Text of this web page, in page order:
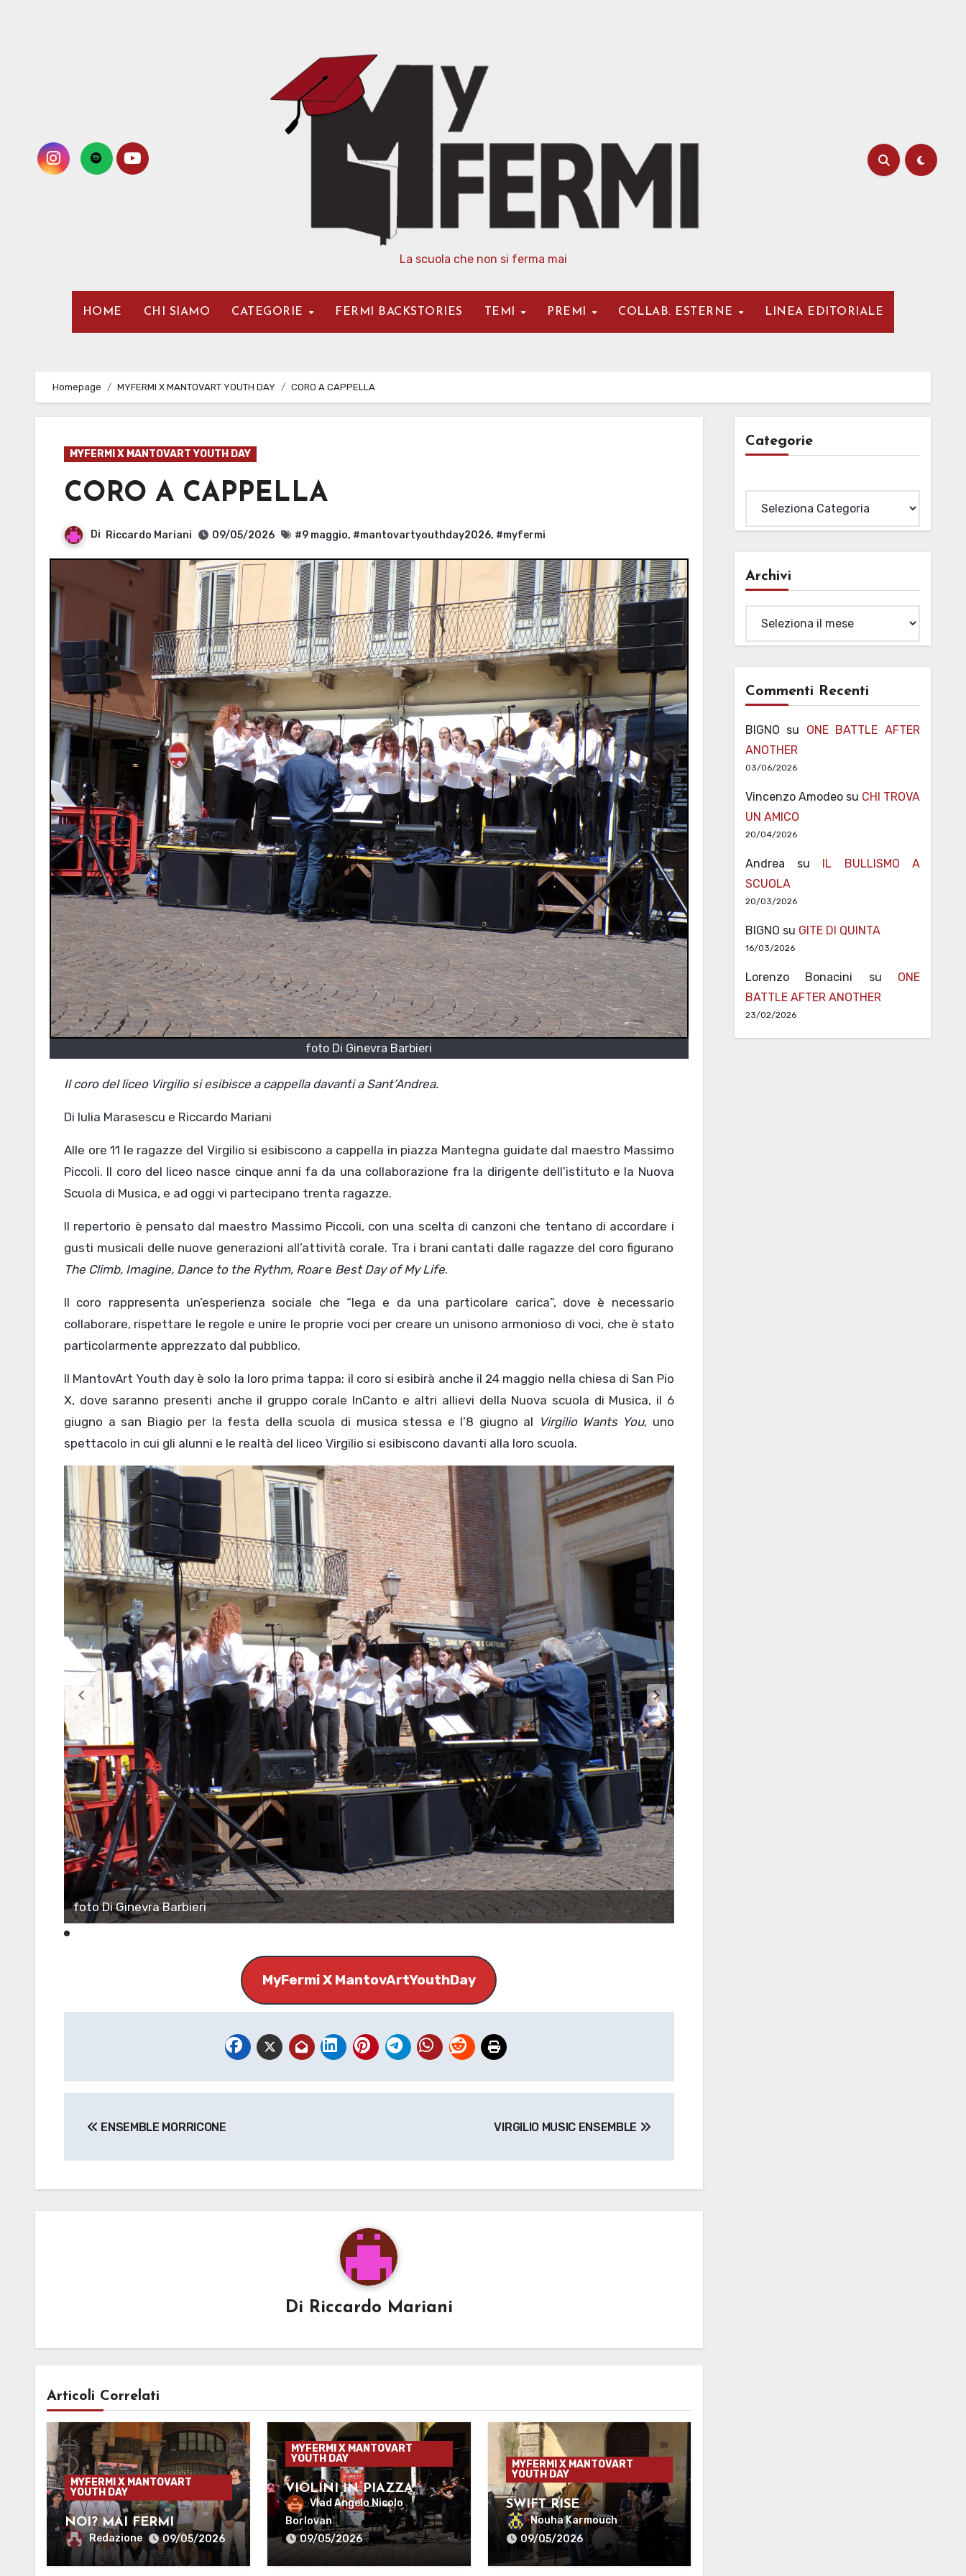
La scuola che non si ferma mai
HOME CHI SIAMO CATEGORIE FERMI BACKSTORIES TEMI PREMI COLLAB. ESTERNE LINEA EDITORIALE
Homepage MYFERMI X MANTOVART YOUTH DAY CORO A CAPPELLA
MYFERMI X MANTOVART YOUTH DAY
CORO A CAPPELLA
Di Riccardo Mariani 09/05/2026 #9 maggio, #mantovartyouthday2026, #myfermi
foto Di Ginevra Barbieri
Il coro del liceo Virgilio si esibisce a cappella davanti a Sant’Andrea.
Di Iulia Marasescu e Riccardo Mariani
Alle ore 11 le ragazze del Virgilio si esibiscono a cappella in piazza Mantegna guidate dal maestro Massimo
Piccoli. Il coro del liceo nasce cinque anni fa da una collaborazione fra la dirigente dell’istituto e la Nuova
Scuola di Musica, e ad oggi vi partecipano trenta ragazze.
Il repertorio è pensato dal maestro Massimo Piccoli, con una scelta di canzoni che tentano di accordare i
gusti musicali delle nuove generazioni all’attività corale. Tra i brani cantati dalle ragazze del coro figurano
The Climb, Imagine, Dance to the Rythm, Roare Best Day of My Life.
Il coro rappresenta un’esperienza sociale che “lega e da una particolare carica”, dove è necessario
collaborare, rispettare le regole e unire le proprie voci per creare un unisono armonioso di voci, che è stato
particolarmente apprezzato dal pubblico.
Il MantovArt Youth day è solo la loro prima tappa: il coro si esibirà anche il 24 maggio nella chiesa di San Pio
X, dove saranno presenti anche il gruppo corale InCanto e altri allievi della Nuova scuola di Musica, il 6
giugno a san Biagio per la festa della scuola di musica stessa e l’8 giugno al Virgilio Wants You, uno
spettacolo in cui gli alunni e le realtà del liceo Virgilio si esibiscono davanti alla loro scuola.
foto Di Ginevra Barbieri
MyFermi X MantovArtYouthDay
articoli
ENSEMBLE MORRICONE VIRGILIO MUSIC ENSEMBLE
Di Riccardo Mariani
Articoli Correlati
MYFERMI X MANTOVART
YOUTH DAY
NOI? MAI FERMI
Redazione 09/05/2026
MYFERMI X MANTOVART
YOUTH DAY
VIOLINI IN PIAZZA
MARCONI
Vlad Angelo Nicolo
Borlovan
09/05/2026
MYFERMI X MANTOVART
YOUTH DAY
SWIFT RISE
Nouha Karmouch
09/05/2026
Categorie
Archivi
Commenti Recenti
BIGNO su ONE BATTLE AFTER
ANOTHER
03/06/2026
Vincenzo Amodeosu CHI TROVA
UN AMICO
20/04/2026
Andrea su
IL BULLISMO A
SCUOLA
20/03/2026
BIGNO su GITE DI QUINTA
16/03/2026
Lorenzo Bonacini su ONE
BATTLE AFTER ANOTHER
23/02/2026